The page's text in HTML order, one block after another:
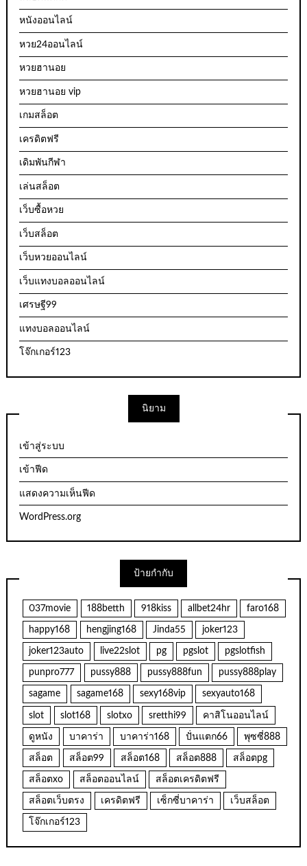
หนังออนไลน์
หวย24ออนไลน์
หวยฮานอย
หวยฮานอย vip
เกมสล็อต
เครดิตฟรี
เดิมพันกีฬา
เล่นสล็อต
เว็บซื้อหวย
เว็บสล็อต
เว็บหวยออนไลน์
เว็บแทงบอลออนไลน์
เศรษฐี99
แทงบอลออนไลน์
โจ๊กเกอร์123
นิยาม
เข้าสู่ระบบ
เข้าฟีด
แสดงความเห็นฟีด
WordPress.org
ป้ายกำกับ
037movie 188betth 918kiss allbet24hr faro168
happy168 hengjing168 Jinda55 joker123
joker123auto live22slot pg pgslot pgslotfish
punpro777 pussy888 pussy888fun pussy888play
sagame sagame168 sexy168vip sexyauto168
slot slot168 slotxo sretthi99 คาสิโนออนไลน์
ดูหนัง บาคาร่า บาคาร่า168 ปั่นแตก66 พุซซี่888
สล็อต สล็อต99 สล็อต168 สล็อต888 สล็อตpg
สล็อตxo สล็อตออนไลน์ สล็อตเครดิตฟรี
สล็อตเว็บตรง เครดิตฟรี เซ็กซี่บาคาร่า เว็บสล็อต
โจ๊กเกอร์123